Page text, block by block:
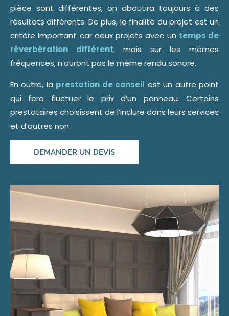
pièce sont différentes, on aboutira toujours à des
résultats différents. De plus, la finalité du projet est un
critère important car deux projets avec un temps de
réverbération différent, mais sur les mêmes
fréquences, n’auront pas le même rendu sonore.
En outre, la prestation de conseil est un autre point
qui fera fluctuer le prix d’un panneau. Certains
prestataires choisissent de l’inclure dans leurs services
et d’autres non.
DEMANDER UN DEVIS